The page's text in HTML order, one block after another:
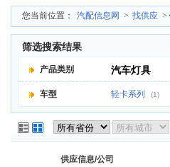
您当前位置： 汽配信息网 > 找供应 >
筛选搜索结果
产品类别 汽车灯具
车型 轻卡系列 (1)
供应信息/公司